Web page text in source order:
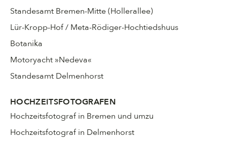
Standesamt Bremen-Mitte (Hollerallee)
Lür-Kropp-Hof / Meta-Rödiger-Hochtiedshuus
Botanika
Motoryacht »Nedeva«
Standesamt Delmenhorst
HOCHZEITSFOTOGRAFEN
Hochzeitsfotograf in Bremen und umzu
Hochzeitsfotograf in Delmenhorst